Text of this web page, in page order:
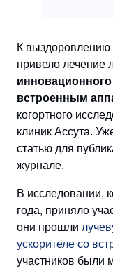
К выздоровлению
привело лечение
встроенным
когортного
клиник Ассута.
статью для
журнале.
В иcследовании,
года, приняло
они прошли
ускорителе со
участников были